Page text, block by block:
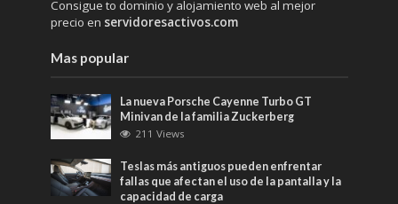
Consigue to dominio y alojamiento web al mejor
precio en servidoresactivos.com
Mas popular
La nueva Porsche Cayenne Turbo GT
Minivan de la familia Zuckerberg
211 Views
Teslas más antiguos pueden enfrentar
fallas que afectan el uso de la pantalla y la
capacidad de carga